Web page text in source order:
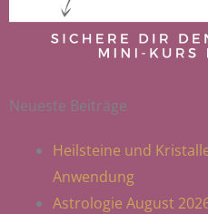
Neueste Beiträge
Heilsteine und
Anwendung
Astrologie August